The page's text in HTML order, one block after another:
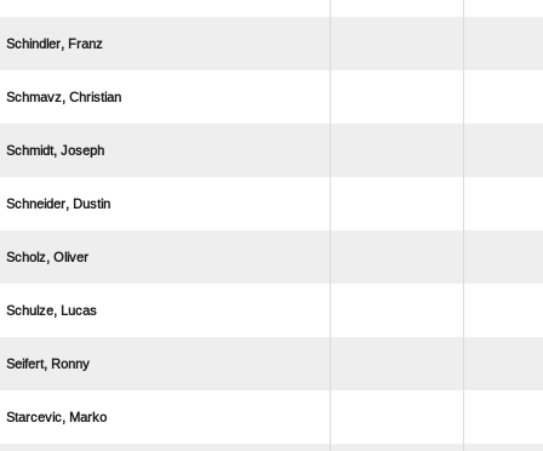
 
 
 
 
 
 
 
 